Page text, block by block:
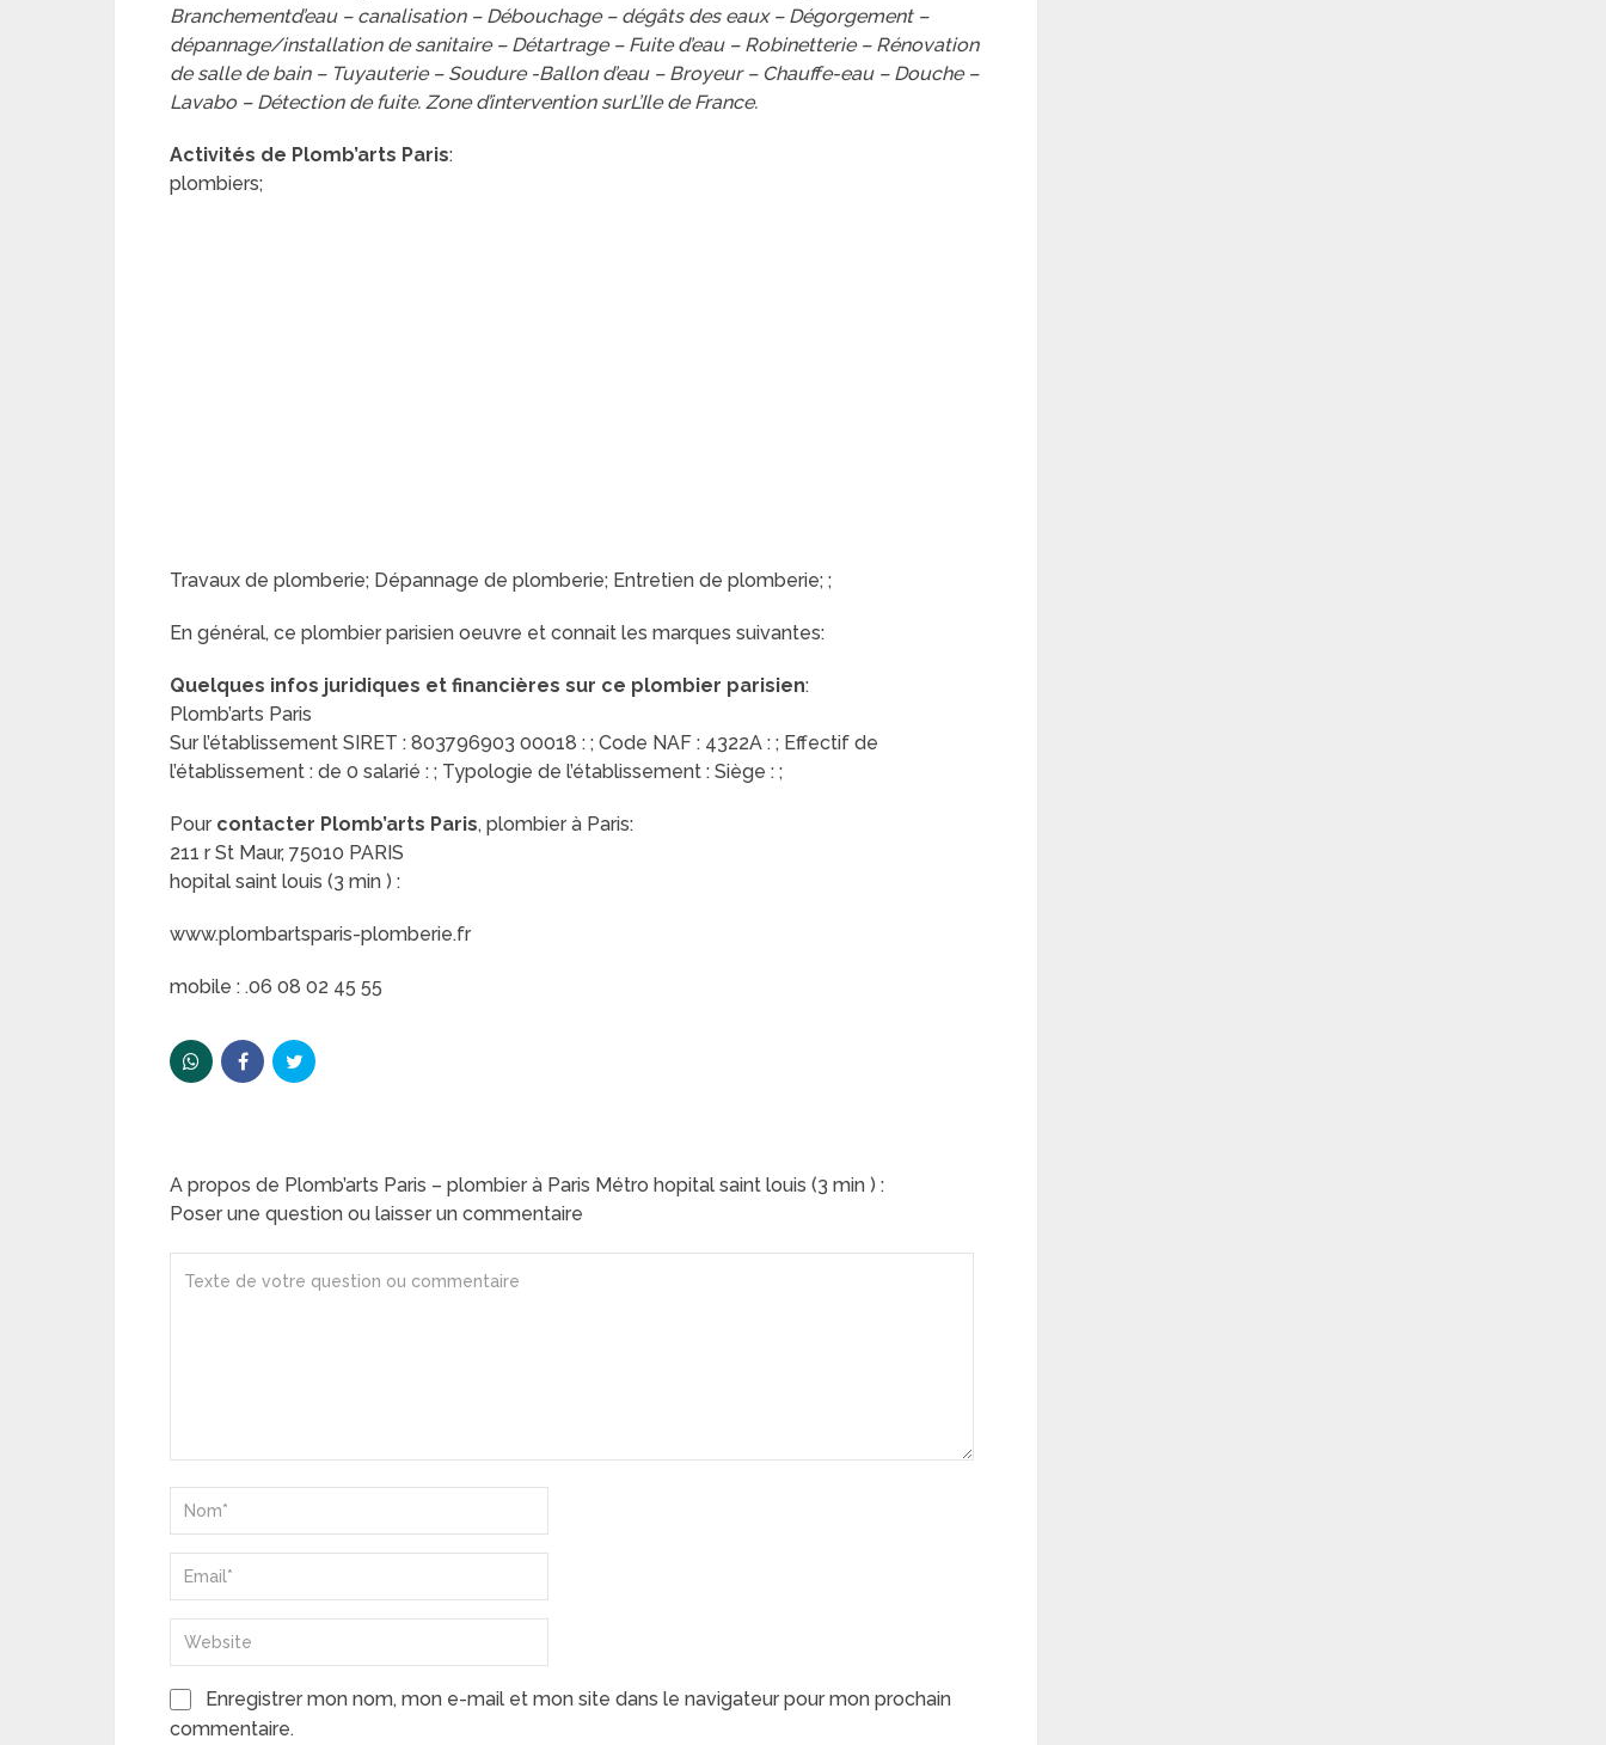
Branchementd’eau – canalisation – Débouchage – dégâts des eaux – Dégorgement –
dépannage/installation de sanitaire – Détartrage – Fuite d’eau – Robinetterie – Rénovation
de salle de bain – Tuyauterie – Soudure -Ballon d’eau – Broyeur – Chauffe-eau – Douche –
Lavabo – Détection de fuite. Zone d’intervention surL’Ile de France.
Activités de Plomb’arts Paris:
plombiers;
Travaux de plomberie; Dépannage de plomberie; Entretien de plomberie; ;
En général, ce plombier parisien oeuvre et connait les marques suivantes:
Quelques infos juridiques et financières sur ce plombier parisien:
Plomb’arts Paris
Sur l’établissement SIRET : 803796903 00018 : ; Code NAF : 4322A : ; Effectif de
l’établissement : de 0 salarié : ; Typologie de l’établissement : Siège : ;
Pour contacter Plomb’arts Paris, plombier à Paris:
211 r St Maur, 75010 PARIS
hopital saint louis (3 min ) :
www.plombartsparis-plomberie.fr
mobile : .06 08 02 45 55
A propos de Plomb’arts Paris – plombier à Paris Métro hopital saint louis (3 min ) :
Poser une question ou laisser un commentaire
Enregistrer mon nom, mon e-mail et mon site dans le navigateur pour mon prochain
commentaire.